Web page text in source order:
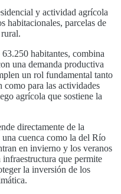
y actividad agrícola
habitacionales, parcelas de
63.250 habitantes, combina
una demanda productiva
un rol fundamental tanto
como para las actividades
agrícola que sostiene la
directamente de la
cuenca como la del Río
en invierno y los veranos
que permite
la inversión de los